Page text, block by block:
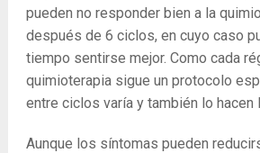
pueden no responder bien a la
después de 6 ciclos, en cuyo caso
tiempo sentirse mejor. Como cada
quimioterapia sigue un protocolo
entre ciclos varía y también lo hacen
Aunque los síntomas pueden